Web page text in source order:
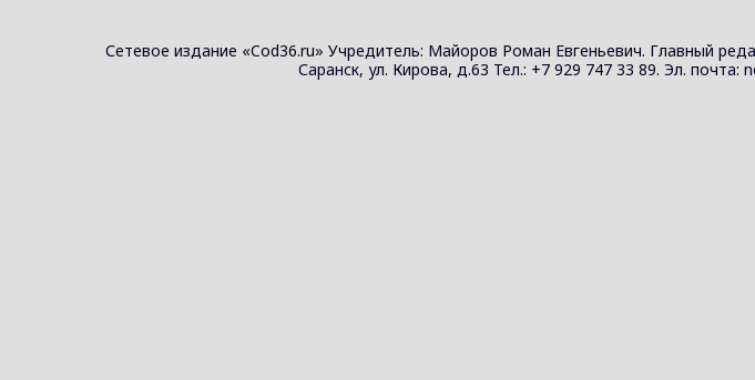
Сетевое издание «Cod36.ru» Учредитель: Майоров Роман Евгеньевич. Главный
Саранск, ул. Кирова, д.63 Тел.: +7 929 747 33 89. Эл.